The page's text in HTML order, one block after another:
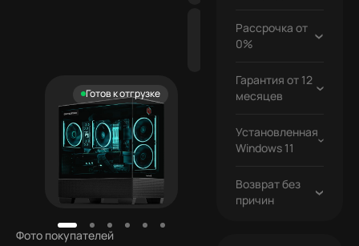
Готов к отгрузке
Фото покупателей
Бесплатно
Бесплатно
1 700
Рассрочка от
0%
Гарантия от 12
месяцев
Установленная
Windows 11
Возврат без
причин